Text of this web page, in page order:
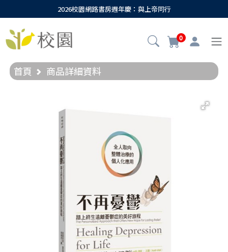
2026校園網路書房週年慶：與上帝同行
0
首頁 商品詳細資料